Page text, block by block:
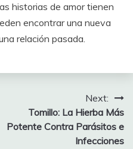
historias de amor tienen
encontrar una nueva
relación pasada.
Next:
Tomillo: La Hierba Más
Potente Contra Parásitos e
Infecciones